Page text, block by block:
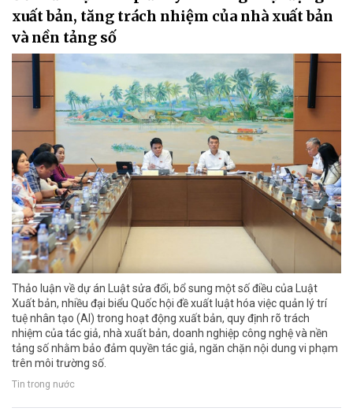
xuất bản, tăng trách nhiệm của nhà xuất bản
và nền tảng số
Thảo luận về dự án Luật sửa đổi, bổ sung một số điều của Luật
Xuất bản, nhiều đại biểu Quốc hội đề xuất luật hóa việc quản lý trí
tuệ nhân tạo (AI) trong hoạt động xuất bản, quy định rõ trách
nhiệm của tác giả, nhà xuất bản, doanh nghiệp công nghệ và nền
tảng số nhằm bảo đảm quyền tác giả, ngăn chặn nội dung vi phạm
trên môi trường số.
Tin trong nước